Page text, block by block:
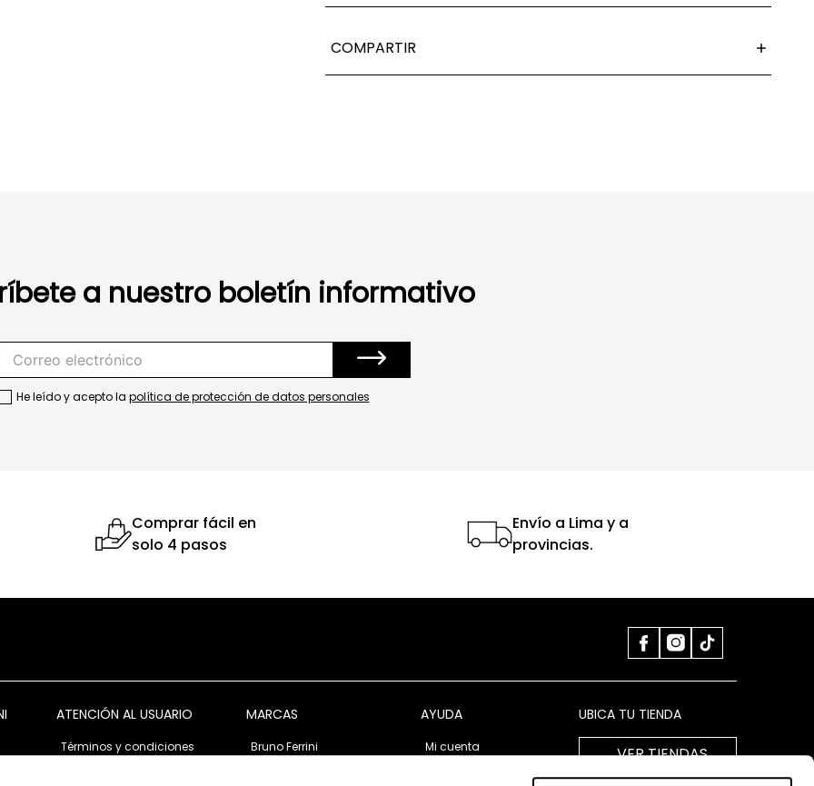
COMPARTIR
a nuestro boletín informativo
He leído y acepto la política de protección de datos personales
Comprar fácil en
solo 4 pasos
Envío a Lima y a
provincias.
ATENCIÓN AL USUARIO
Términos y condiciones
MARCAS
Bruno Ferrini
AYUDA
Mi cuenta
UBICA TU TIENDA
VER TIENDAS